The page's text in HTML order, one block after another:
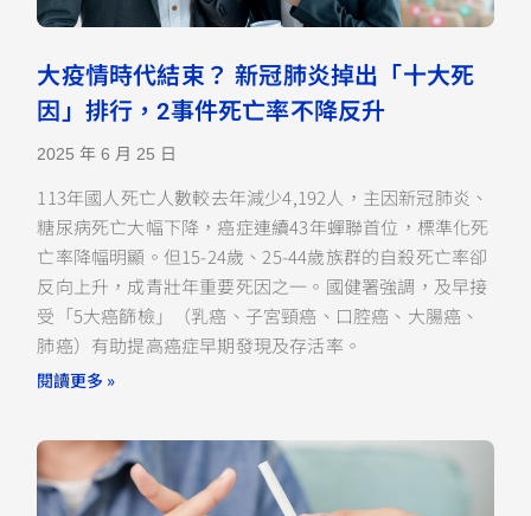
大疫情時代結束？ 新冠肺炎掉出「十大死
因」排行，2事件死亡率不降反升
2025 年 6 月 25 日
113年國人死亡人數較去年減少4,192人，主因新冠肺炎、
糖尿病死亡大幅下降，癌症連續43年蟬聯首位，標準化死
亡率降幅明顯。但15-24歲、25-44歲族群的自殺死亡率卻
反向上升，成青壯年重要死因之一。國健署強調，及早接
受「5大癌篩檢」（乳癌、子宮頸癌、口腔癌、大腸癌、
肺癌）有助提高癌症早期發現及存活率。
閱讀更多 »